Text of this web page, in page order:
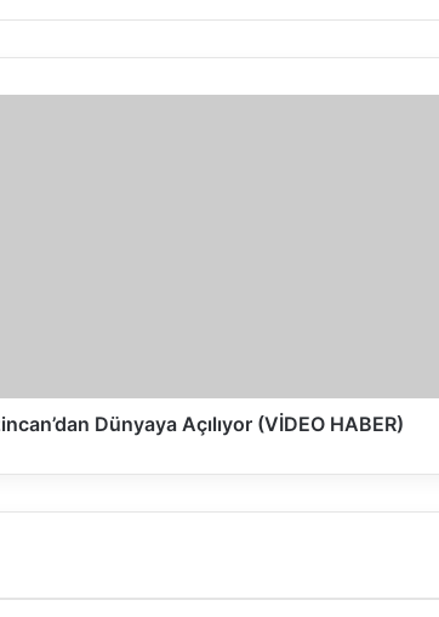
Dünyaya Açılıyor (VİDEO HABER)